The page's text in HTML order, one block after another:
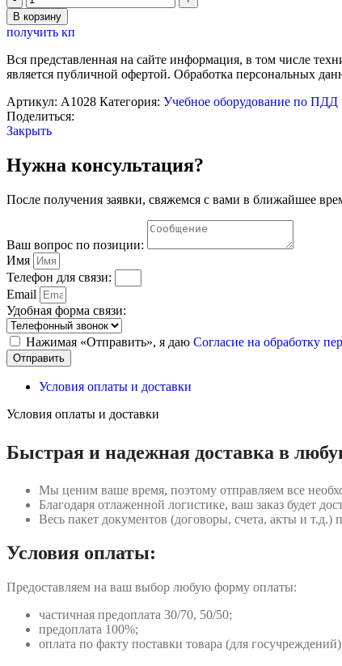
товара
Светофор
стрелка
(один
сигнал)
В корзину
получить кп
Вся представленная на сайте информация, в том числе
является публичной офертой. Обработка персональных
Артикул: А1028 Категория: Учебное оборудование по ПДД
Поделиться:
Закрыть
Нужна консультация?
После получения заявки, свяжемся с вами в ближайшее
Ваш вопрос по позиции:
Имя
Телефон для связи:
Email
Удобная форма связи:
Нажимая «Отправить», я даю Согласие на обработку
Отправить
Условия оплаты и доставки
Условия оплаты и доставки
Быстрая и надежная доставка в
Мы ценим ваше время, поэтому отправляем все
Благодаря отлаженной логистике, ваш заказ будет
Весь пакет документов (договоры, счета, акты и
Условия оплаты:
Предоставляем на ваш выбор любую форму оплаты:
частичная предоплата 30/70, 50/50;
предоплата 100%;
оплата по факту поставки товара (для